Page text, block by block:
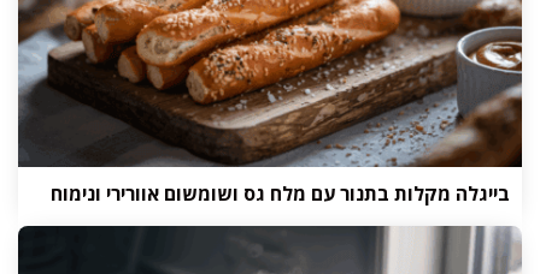
בייגלה מקלות בתנור עם מלח גס ושומשום אוורירי ונימוח